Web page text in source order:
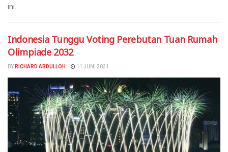
ini.
Indonesia Tunggu Voting Perebutan Tuan Rumah
Olimpiade 2032
BY RICHARD ABDULLOH 11 JUNI 2021